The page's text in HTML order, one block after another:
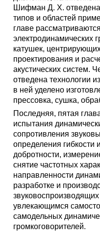
Шифман Д. Х. отведена
типов и областей
главе
электродинамических
катушек,
проектирования и
акустических систем.
отведена технологии
в ней уделено
прессовка, сушка,
Последняя, пятая
испытания
сопротивления
определения
добротности,
снятие частотных
направленности
разработке и
увлекающимся
самодельных
громкоговорителей.